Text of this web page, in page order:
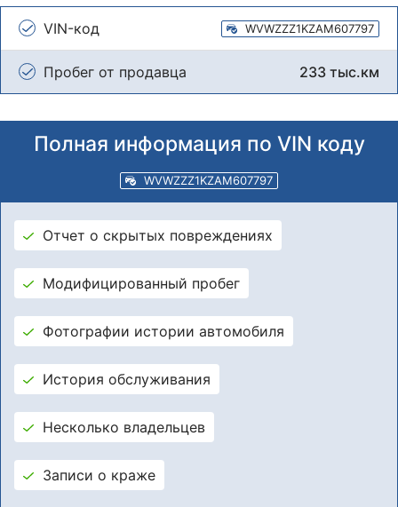
VIN-код WVWZZZ1KZAM607797
Пробег от продавца 233 тыс.км
Полная информация по VIN коду
WVWZZZ1KZAM607797
Отчет о скрытых повреждениях
Модифицированный пробег
Фотографии истории автомобиля
История обслуживания
Несколько владельцев
Записи о краже